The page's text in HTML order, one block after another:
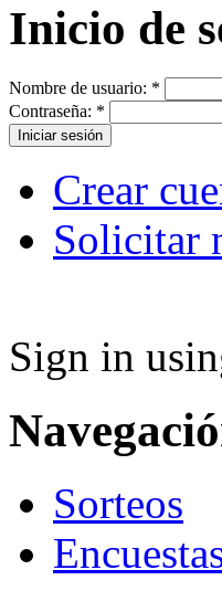
Inicio de
Nombre de usuario: *
Contraseña: *
Crear
Solicitar
Sign in
Sorteos